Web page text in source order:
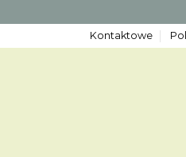
Kontaktowe